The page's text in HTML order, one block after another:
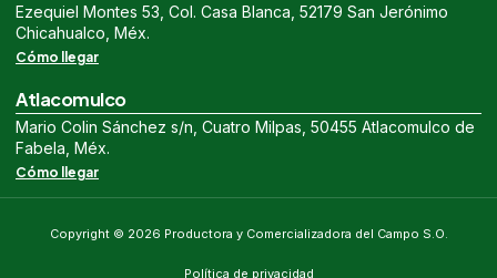
Ezequiel Montes 53, Col. Casa Blanca, 52179 San Jerónimo
Chicahualco, Méx.
Cómo llegar
Atlacomulco
Mario Colin Sánchez s/n, Cuatro Milpas, 50455 Atlacomulco de
Fabela, Méx.
Cómo llegar
Copyright © 2026 Productora y Comercializadora del Campo S.O.
Política de privacidad